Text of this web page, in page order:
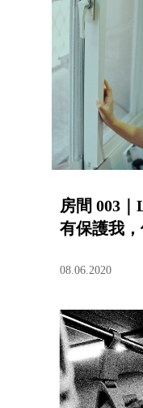
房間 003
有保護我
08.06.2020